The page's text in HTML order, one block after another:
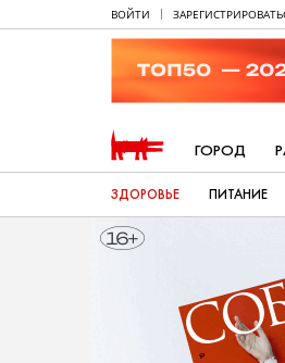
ВОЙТИ
ГОРОД
ЗДОРОВЬЕ ПИТАНИЕ